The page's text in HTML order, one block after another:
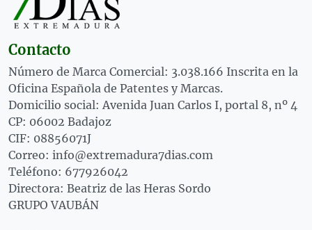
Contacto
Número de Marca Comercial: 3.038.166 Inscrita en la
Oficina Española de Patentes y Marcas.
Domicilio social: Avenida Juan Carlos I, portal 8, nº 4
CP: 06002 Badajoz
CIF: 08856071J
Correo: info@extremadura7dias.com
Teléfono: 677926042
Directora: Beatriz de las Heras Sordo
GRUPO VAUBÁN